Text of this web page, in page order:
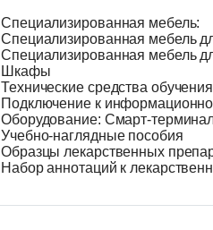
Специализированная мебель:
Специализированная мебель
Специализированная мебель
Шкафы
Технические средства
Подключение к
Оборудование: Смарт-
Учебно-наглядные пособия
Образцы лекарственных
Набор аннотаций к